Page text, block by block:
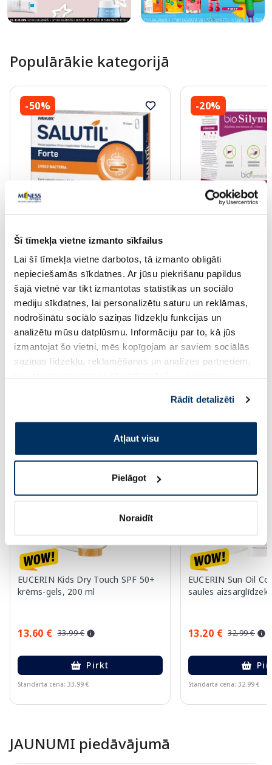
Šī tīmekļa vietne izmanto sīkfailus
Lai šī tīmekļa vietne darbotos, tā izmanto obligāti
nepieciešamās sīkdatnes. Ar jūsu piekrišanu papildus
šajā vietnē var tikt izmantotas statistikas un sociālo
mediju sīkdatnes, lai personalizētu saturu un reklāmas,
nodrošinātu sociālo saziņas līdzekļu funkcijas un
analizētu mūsu datplūsmu. Informāciju par to, kā jūs
izmantojat šo vietni, mēs kopīgojam ar saviem sociālās
saziņas līdzekļu, reklamēšanas un analīzes partneriem,
pakalpojumus. Ja piekrītat šo papildu sīkdatņu
izmantošanai, lūdzu, atzīmējiet savu izvēli:
Rādīt detalizēti
Atļaut visu
Pielāgot
Noraidīt
Populārākie kategorijā
-50%
Uztura bagātinātājs
SALUTIL Forte kapsulas, 10 gab.
5.90 € 11.79 €
Pirkt
Standarta cena: 11.79 €
-20%
Uztura bagātinātājs
9.43 € 11.79 €
Standarta cena: 11.79 €
Page 1 of 10
Saules aizsardzībai vasarā ☀️
EUCERIN Kids Dry Touch SPF 50+
krēms-gels, 200 ml
13.60 € 33.99 €
Pirkt
Standarta cena: 33.99 €
EUCERIN Sun Oil
saules
13.20 € 32.99 €
Standarta cena: 32.99 €
JAUNUMI piedāvājumā